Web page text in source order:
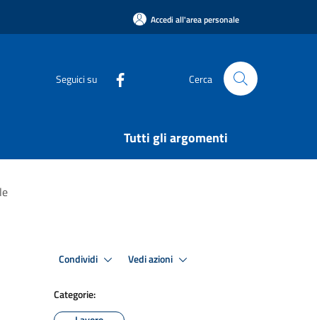
Accedi all'area personale
Seguici su Cerca
Tutti gli argomenti
Condividi Vedi azioni
Categorie: